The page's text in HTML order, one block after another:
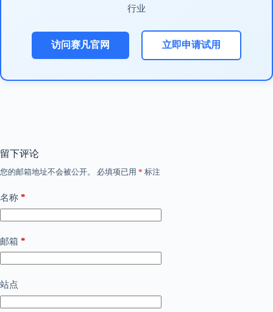
行业
访问赛凡官网 立即申请试用
留下评论
您的邮箱地址不会被公开。 必填项已用 * 标注
名称 *
邮箱 *
站点